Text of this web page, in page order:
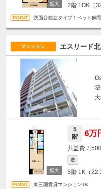
2階 1DK（
洗面台独立タイプ！ペット飼
マンション エスリード
5
階
6万
敷
5階 1K（
東三国賃貸マンション1K